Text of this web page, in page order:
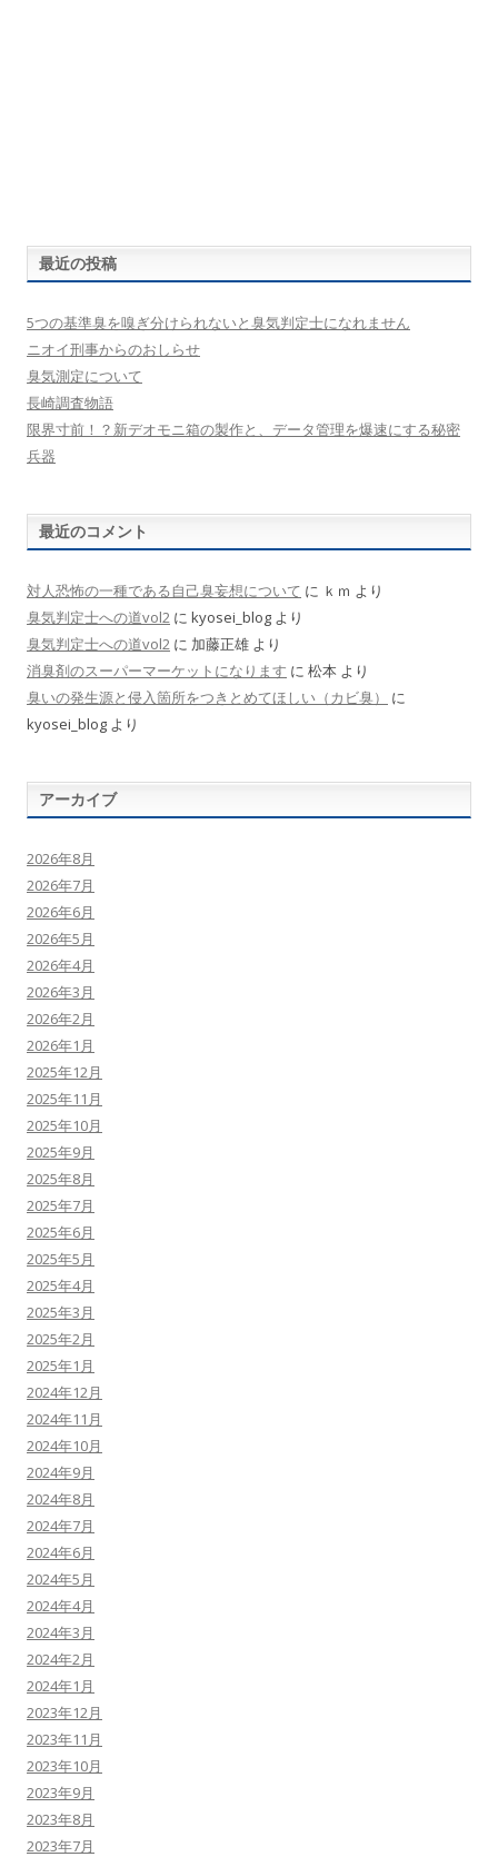
最近の投稿
5つの基準臭を嗅ぎ分けられないと臭気判定士になれません
ニオイ刑事からのおしらせ
臭気測定について
長崎調査物語
限界寸前！？新デオモニ箱の製作と、データ管理を爆速にする秘密
兵器
最近のコメント
対人恐怖の一種である自己臭妄想について に ｋｍ より
臭気判定士への道vol2 に kyosei_blog より
臭気判定士への道vol2 に 加藤正雄 より
消臭剤のスーパーマーケットになります に 松本 より
臭いの発生源と侵入箇所をつきとめてほしい（カビ臭）
に
kyosei_blog より
アーカイブ
2026年8月
2026年7月
2026年6月
2026年5月
2026年4月
2026年3月
2026年2月
2026年1月
2025年12月
2025年11月
2025年10月
2025年9月
2025年8月
2025年7月
2025年6月
2025年5月
2025年4月
2025年3月
2025年2月
2025年1月
2024年12月
2024年11月
2024年10月
2024年9月
2024年8月
2024年7月
2024年6月
2024年5月
2024年4月
2024年3月
2024年2月
2024年1月
2023年12月
2023年11月
2023年10月
2023年9月
2023年8月
2023年7月